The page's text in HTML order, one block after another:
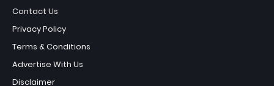
Contact Us
Privacy Policy
Terms & Conditions
Advertise With Us
Disclaimer